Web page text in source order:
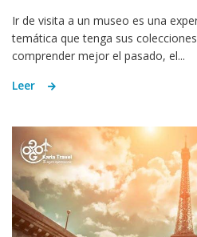
Ir de visita a un museo es una
temática que tenga sus
comprender mejor el pasado, el...
Leer